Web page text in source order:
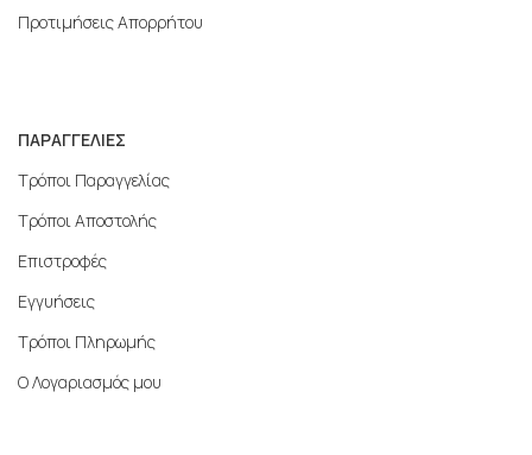
Προτιμήσεις Απορρήτου
ΠΑΡΑΓΓΕΛΙΕΣ
Τρόποι Παραγγελίας
Τρόποι Αποστολής
Επιστροφές
Εγγυήσεις
Τρόποι Πληρωμής
Ο Λογαριασμός μου